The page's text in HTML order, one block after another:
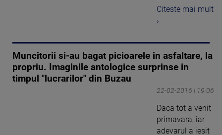
Citeste mai mult
›
Muncitorii si-au bagat picioarele in asfaltare, la
propriu. Imaginile antologice surprinse in
timpul "lucrarilor" din Buzau
22-02-2016 | 19:06
Daca tot a venit
primavara, iar
adevarul a iesit